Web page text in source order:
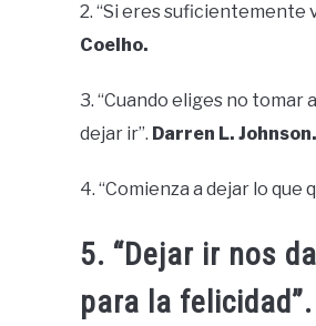
2. “Si eres suficientemente
Coelho.
3. “Cuando eliges no
dejar ir”. Darren L. Johnson.
4. “Comienza a dejar lo
5. “Dejar ir nos
para la felicidad”.